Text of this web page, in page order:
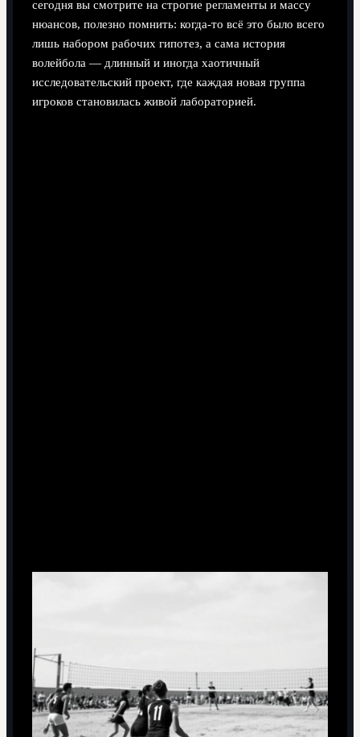
сегодня вы смотрите на строгие регламенты и массу
нюансов, полезно помнить: когда‑то всё это было всего
лишь набором рабочих гипотез, а сама история
волейбола — длинный и иногда хаотичный
исследовательский проект, где каждая новая группа
игроков становилась живой лабораторией.